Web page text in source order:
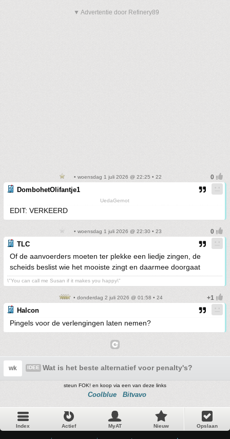
▼ Advertentie door Refinery89
• woensdag 1 juli 2026 @ 22:25 • 22
DombohetOlifantje1
UedaGernot
EDIT: VERKEERD
• woensdag 1 juli 2026 @ 22:30 • 23
TLC
Of de aanvoerders moeten ter plekke een liedje zingen, de
scheids beslist wie het mooiste zingt en daarmee doorgaat
\"You can call me Susan if it makes you happy\"
• donderdag 2 juli 2026 @ 01:58 • 24
Halcon
Pingels voor de verlengingen laten nemen?
wk IDEE Wat is het beste alternatief voor penalty's?
steun FOK! en koop via een van deze links
Coolblue Bitvavo
Index Actief MyAT Nieuw Opslaan